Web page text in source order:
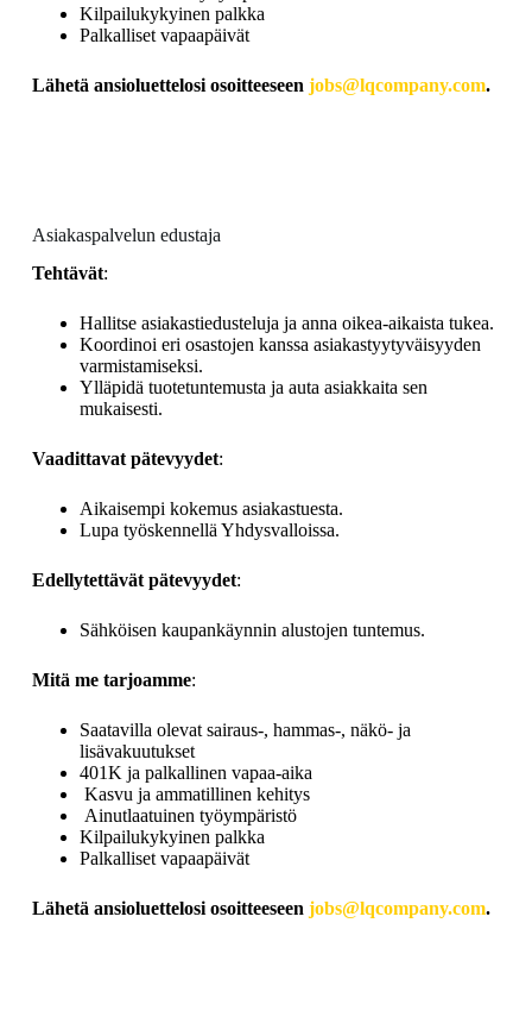
Kilpailukykyinen palkka
Palkalliset vapaapäivät
Lähetä ansioluettelosi osoitteeseen jobs@lqcompany.com.
Asiakaspalvelun edustaja
Tehtävät:
Hallitse asiakastiedusteluja ja anna oikea-aikaista tukea.
Koordinoi eri osastojen kanssa asiakastyytyväisyyden
varmistamiseksi.
Ylläpidä tuotetuntemusta ja auta asiakkaita sen
mukaisesti.
Vaadittavat pätevyydet:
Aikaisempi kokemus asiakastuesta.
Lupa työskennellä Yhdysvalloissa.
Edellytettävät pätevyydet:
Sähköisen kaupankäynnin alustojen tuntemus.
Mitä me tarjoamme:
Saatavilla olevat sairaus-, hammas-, näkö- ja
lisävakuutukset
401K ja palkallinen vapaa-aika
Kasvu ja ammatillinen kehitys
Ainutlaatuinen työympäristö
Kilpailukykyinen palkka
Palkalliset vapaapäivät
Lähetä ansioluettelosi osoitteeseen jobs@lqcompany.com.